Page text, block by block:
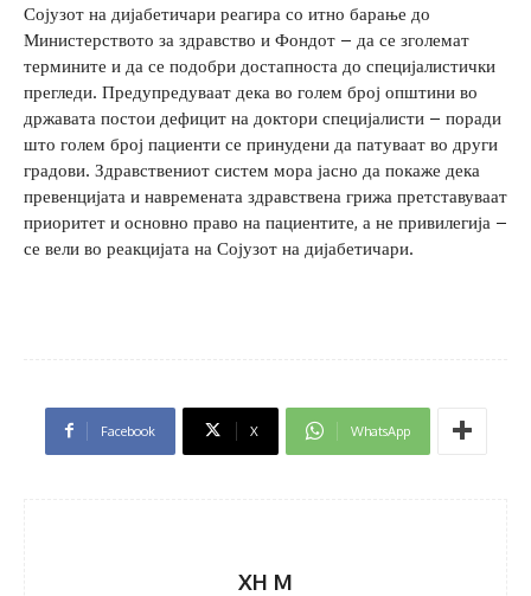
Сојузот на дијабетичари реагира со итно барање до
Министерството за здравство и Фондот – да се зголемат
термините и да се подобри достапноста до специјалистички
прегледи. Предупредуваат дека во голем број општини во
државата постои дефицит на доктори специјалисти – поради
што голем број пациенти се принудени да патуваат во други
градови. Здравствениот систем мора јасно да покаже дека
превенцијата и навремената здравствена грижа претставуваат
приоритет и основно право на пациентите, а не привилегија –
се вели во реакцијата на Сојузот на дијабетичари.
Facebook X WhatsApp
XH M